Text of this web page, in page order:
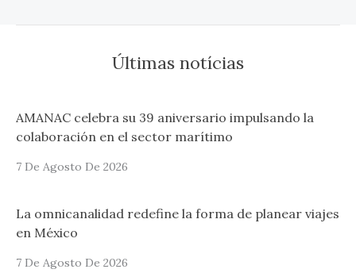
Últimas notícias
AMANAC celebra su 39 aniversario impulsando la
colaboración en el sector marítimo
7 De Agosto De 2026
La omnicanalidad redefine la forma de planear viajes
en México
7 De Agosto De 2026